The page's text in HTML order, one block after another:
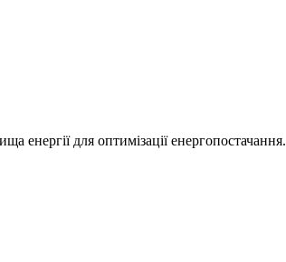
енергії для оптимізації енергопостачання.